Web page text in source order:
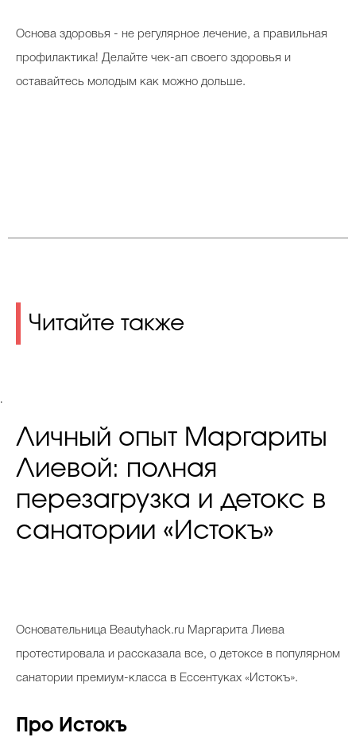
Основа здоровья - не регулярное лечение, а правильная
профилактика! Делайте чек-ап своего здоровья и
оставайтесь молодым как можно дольше.
Читайте также
.
Личный опыт Маргариты
Лиевой: полная
перезагрузка и детокс в
санатории «Истокъ»
Основательница Beautyhack.ru Маргарита Лиева
протестировала и рассказала все, о детоксе в популярном
санатории премиум-класса в Ессентуках «Истокъ».
Про Истокъ